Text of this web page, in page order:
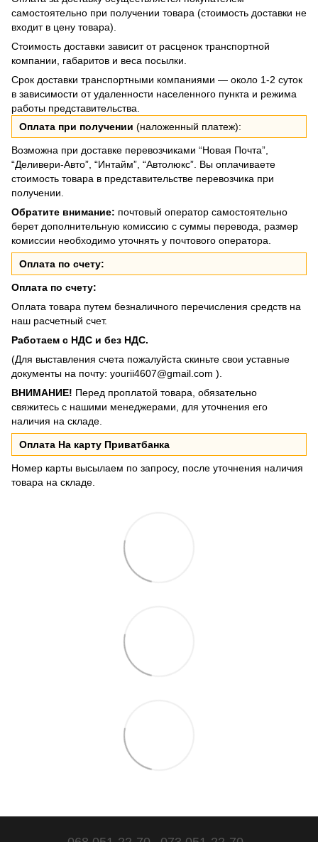
самостоятельно при получении товара (стоимость доставки не
входит в цену товара).
Стоимость доставки зависит от расценок транспортной
компании, габаритов и веса посылки.
Срок доставки транспортными компаниями — около 1-2 суток
в зависимости от удаленности населенного пункта и режима
работы представительства.
Оплата при получении (наложенный платеж):
Возможна при доставке перевозчиками “Новая Почта”,
“Деливери-Авто”, “Интайм”, “Автолюкс”. Вы оплачиваете
стоимость товара в представительстве перевозчика при
получении.
Обратите внимание: почтовый оператор самостоятельно
берет дополнительную комиссию с суммы перевода, размер
комиссии необходимо уточнять у почтового оператора.
Оплата по счету:
Оплата по счету:
Оплата товара путем безналичного перечисления средств на
наш расчетный счет.
Работаем с НДС и без НДС.
(Для выставления счета пожалуйста скиньте свои уставные
документы на почту: yourii4607@gmail.com ).
ВНИМАНИЕ! Перед проплатой товара, обязательно
свяжитесь с нашими менеджерами, для уточнения его
наличия на складе.
Оплата На карту Приватбанка
Номер карты высылаем по запросу, после уточнения наличия
товара на складе.